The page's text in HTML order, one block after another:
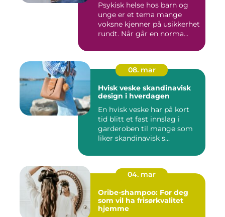
Psykisk helse hos barn og
unge er et tema mange
voksne kjenner på usikkerhet
rundt. Når går en norma...
08. mar
Hvisk veske skandinavisk
design i hverdagen
En hvisk veske har på kort
tid blitt et fast innslag i
garderoben til mange som
liker skandinavisk s...
04. mar
Oribe-shampoo: For deg
som vil ha frisørkvalitet
hjemme